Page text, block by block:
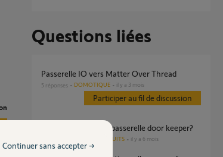
Questions liées
Passerelle IO vers Matter Over Thread
5 réponses DOMOTIQUE il y a 3 mois
Participer au fil de discussion
J'ai un Probleme de passerelle door keeper?
AUTRES PRODUITS il y a 6 mois
Continuer sans accepter →